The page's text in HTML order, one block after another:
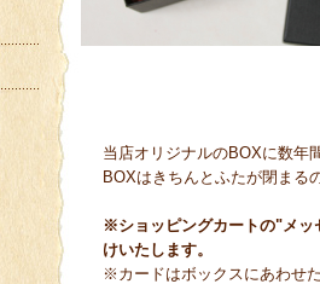
当店オリジナルのBOXに数年
BOXはきちんとふたが閉まる
※ショッピングカートの"メッ
けいたします。
※カードはボックスにあわせ